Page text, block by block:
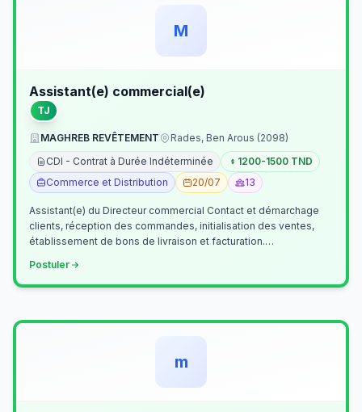
M
Assistant(e) commercial(e)
TJ
MAGHREB REVÊTEMENT
Rades, Ben Arous (2098)
CDI - Contrat à Durée Indéterminée
1200-1500 TND
Commerce et Distribution
20/07 13
Assistant(e) du Directeur commercial Contact et démarchage
clients, réception des commandes, initialisation des ventes,
établissement de bons de livraison et facturation.
Postuler
m